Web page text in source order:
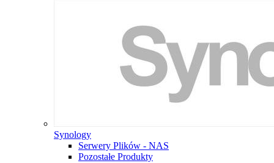
Synology
Serwery Plików - NAS
Pozostałe Produkty